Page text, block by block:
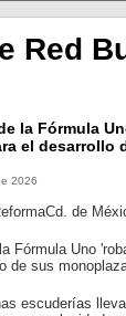
Red
la Fórmula
el desarrollo
2026
de
Fórmula Uno
de sus
escuderías